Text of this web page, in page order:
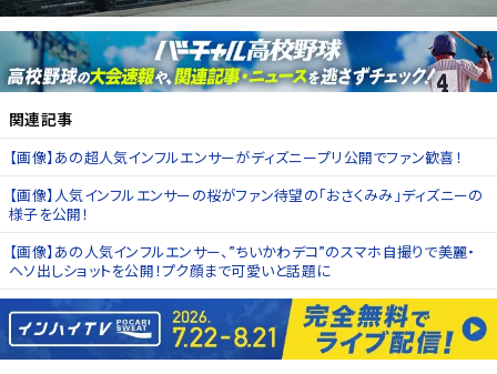
関連記事
【画像】あの超人気インフルエンサーがディズニープリ公開でファン歓喜！
【画像】人気インフルエンサーの桜がファン待望の「おさくみみ」ディズニーの
様子を公開！
【画像】あの人気インフルエンサー、”ちいかわデコ”のスマホ自撮りで美麗・
ヘソ出しショットを公開！プク顔まで可愛いと話題に